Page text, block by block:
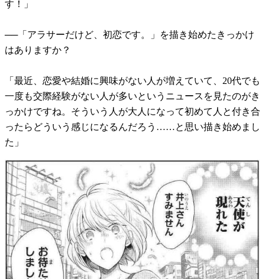
す！」
──「アラサーだけど、初恋です。」を描き始めたきっかけ
はありますか？
「最近、恋愛や結婚に興味がない人が増えていて、20代でも
一度も交際経験がない人が多いというニュースを見たのがき
っかけですね。そういう人が大人になって初めて人と付き合
ったらどういう感じになるんだろう……と思い描き始めまし
た」